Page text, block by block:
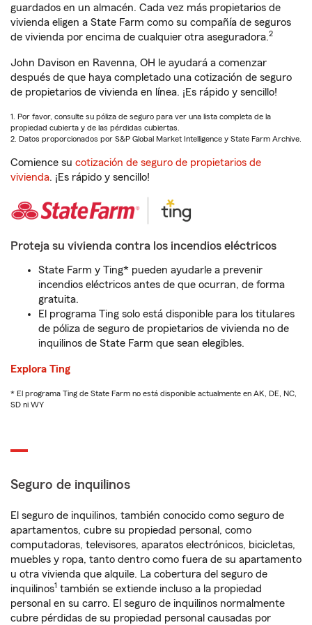
guardados en un almacén. Cada vez más propietarios de
vivienda eligen a State Farm como su compañía de seguros
de vivienda por encima de cualquier otra aseguradora.2
John Davison en Ravenna, OH le ayudará a comenzar
después de que haya completado una cotización de seguro
de propietarios de vivienda en línea. ¡Es rápido y sencillo!
1. Por favor, consulte su póliza de seguro para ver una lista completa de la
propiedad cubierta y de las pérdidas cubiertas.
2. Datos proporcionados por S&P Global Market Intelligence y State Farm Archive.
Comience su cotización de seguro de propietarios de
vivienda. ¡Es rápido y sencillo!
Proteja su vivienda contra los incendios eléctricos
State Farm y Ting* pueden ayudarle a prevenir
incendios eléctricos antes de que ocurran, de forma
gratuita.
El programa Ting solo está disponible para los titulares
de póliza de seguro de propietarios de vivienda no de
inquilinos de State Farm que sean elegibles.
Explora Ting
* El programa Ting de State Farm no está disponible actualmente en AK, DE, NC,
SD ni WY
Seguro de inquilinos
El seguro de inquilinos, también conocido como seguro de
apartamentos, cubre su propiedad personal, como
computadoras, televisores, aparatos electrónicos, bicicletas,
muebles y ropa, tanto dentro como fuera de su apartamento
u otra vivienda que alquile. La cobertura del seguro de
inquilinos1 también se extiende incluso a la propiedad
personal en su carro. El seguro de inquilinos normalmente
cubre pérdidas de su propiedad personal causadas por